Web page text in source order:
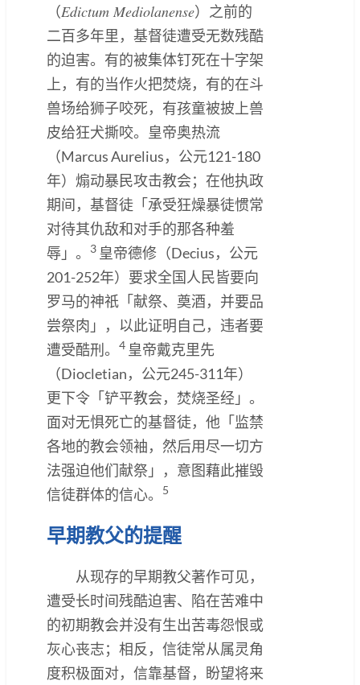
（Edictum Mediolanense）之前的
二百多年里，基督徒遭受无数残酷
的迫害。有的被集体钉死在十字架
上，有的当作火把焚烧，有的在斗
兽场给狮子咬死，有孩童被披上兽
皮给狂犬撕咬。皇帝奥热流
（Marcus Aurelius，公元121-180
年）煽动暴民攻击教会；在他执政
期间，基督徒「承受狂燥暴徒惯常
对待其仇敌和对手的那各种羞
辱」。
3 皇帝德修（Decius，公元
201-252年）要求全国人民皆要向
罗马的神祇「献祭、奠酒，并要品
尝祭肉」，以此证明自己，违者要
遭受酷刑。
4 皇帝戴克里先
（Diocletian，公元245-311年）
更下令「铲平教会，焚烧圣经」。
面对无惧死亡的基督徒，他「监禁
各地的教会领袖，然后用尽一切方
法强迫他们献祭」，意图藉此摧毁
信徒群体的信心。
5
早期教父的提醒
从现存的早期教父著作可见，
遭受长时间残酷迫害、陷在苦难中
的初期教会并没有生出苦毒怨恨或
灰心丧志；相反，信徒常从属灵角
度积极面对，信靠基督，盼望将来